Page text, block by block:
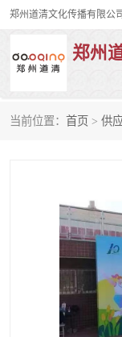
郑州
当前位置： 首页 > 供
活动策划
kt板制作
背景板搭建